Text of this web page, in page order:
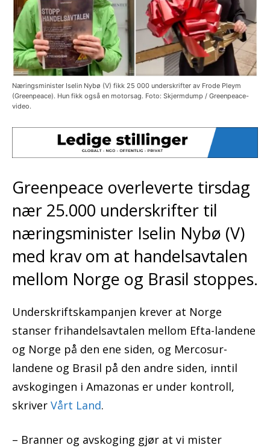
Næringsminister Iselin Nybø (V) fikk 25 000 underskrifter av Frode Pleym
(Greenpeace). Hun fikk også en motorsag. Foto: Skjermdump / Greenpeace-
video.
Greenpeace overleverte tirsdag
nær 25.000 underskrifter til
næringsminister Iselin Nybø (V)
med krav om at handelsavtalen
mellom Norge og Brasil stoppes.
Underskriftskampanjen krever at Norge
stanser frihandelsavtalen mellom Efta-landene
og Norge på den ene siden, og Mercosur-
landene og Brasil på den andre siden, inntil
avskogingen i Amazonas er under kontroll,
skriver Vårt Land.
– Branner og avskoging gjør at vi mister